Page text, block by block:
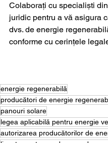
Colaborați cu specialiști
juridic pentru a vă asigura
dvs. de energie
conforme cu cerințele
energie regenerabilă
producători de energie
panouri solare
legea aplicabilă pentru energie